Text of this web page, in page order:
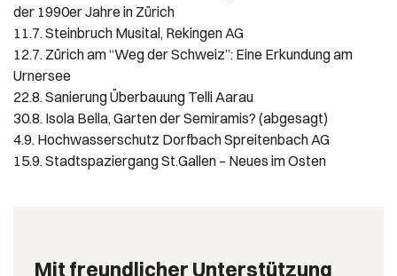
der 1990er Jahre in Zürich
11.7. Steinbruch Musital, Rekingen AG
12.7. Zürich am “Weg der Schweiz”: Eine Erkundung am
Urnersee
22.8. Sanierung Überbauung Telli Aarau
30.8. Isola Bella, Garten der Semiramis? (abgesagt)
4.9. Hochwasserschutz Dorfbach Spreitenbach AG
15.9. Stadtspaziergang St.Gallen – Neues im Osten
Mit freundlicher Unterstützung